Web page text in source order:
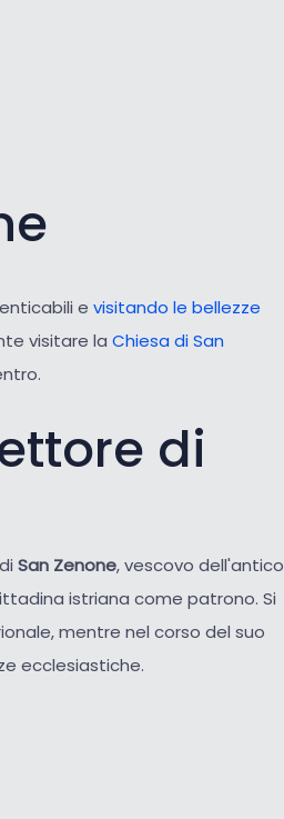
e visitando le bellezze
visitare la Chiesa di San
di
San Zenone, vescovo dell'antico
istriana come patrono. Si
mentre nel corso del suo
ecclesiastiche.